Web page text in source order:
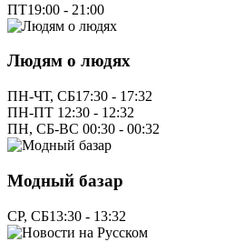
ПТ19:00 - 21:00
Людям о людях
ПН-ЧТ, СБ17:30 - 17:32
ПН-ПТ 12:30 - 12:32
ПН, СБ-ВС 00:30 - 00:32
Модный базар
СР, СБ13:30 - 13:32